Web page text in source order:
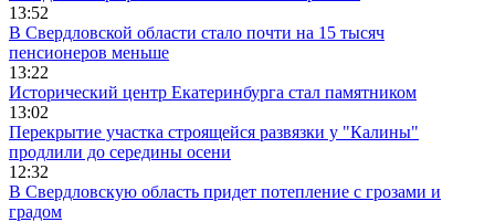
13:52
В Свердловской области стало почти на 15 тысяч
пенсионеров меньше
13:22
Исторический центр Екатеринбурга стал памятником
13:02
Перекрытие участка строящейся развязки у "Калины"
продлили до середины осени
12:32
В Свердловскую область придет потепление с грозами и
градом